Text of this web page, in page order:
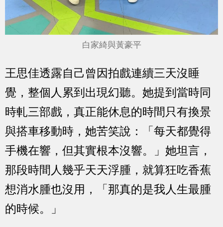
白家綺與黃豪平
王思佳透露自己曾因拍戲連續三天沒睡
覺，整個人累到出現幻聽。她提到當時同
時軋三部戲，真正能休息的時間只有換景
與搭車移動時，她苦笑說：「每天都覺得
手機在響，但其實根本沒響。」她坦言，
那段時間人幾乎天天浮腫，就算狂吃香蕉
想消水腫也沒用，「那真的是我人生最腫
的時候。」